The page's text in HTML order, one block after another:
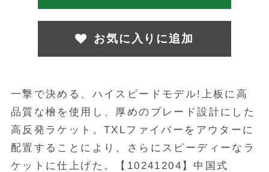
お気に入りに追加
一撃で決める、ハイスピードモデル!上板に高
品質な檜を使用し、厚めのブレード設計にした
高反発ラケット。TXLファイバーをアウターに
配置することにより、さらにスピーディーなラ
ケットに仕上げた。【10241204】中国式